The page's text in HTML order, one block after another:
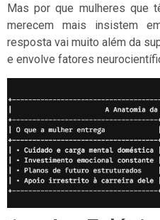
Mas por que mulheres que
merecem mais insistem
resposta vai muito além da
e envolve fatores